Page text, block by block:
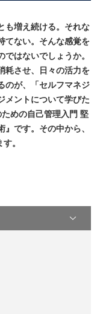
も増え続ける。それな
てない。そんな感覚を
はないでしょうか。
耗させ、日々の活力を
のが、「セルフマネジ
メントについて学びた
めの自己管理入門 堅
です。その中から、
。